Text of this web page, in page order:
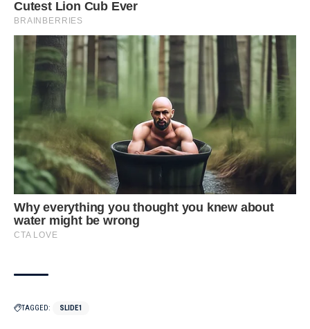
TAGGED: SLIDE1